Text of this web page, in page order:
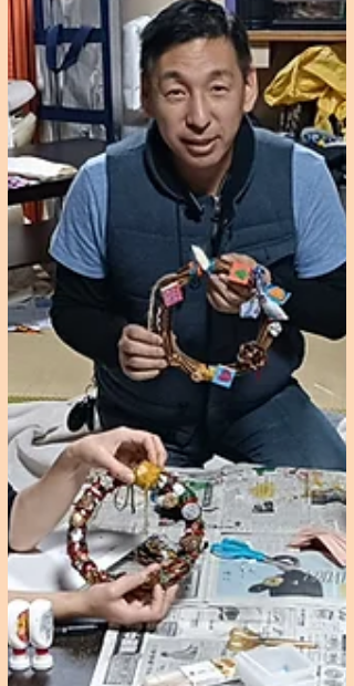
が無事終了しました😊 お昼ごはんは地
元 鵜の木のオーガニックレストラン『ラ
ンスアン』さんのお料理です😊...